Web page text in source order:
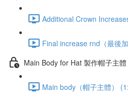
Additional Crown
Final increase rnd（最後
Main Body for Hat 製作帽子主體
Main body（帽子主體）